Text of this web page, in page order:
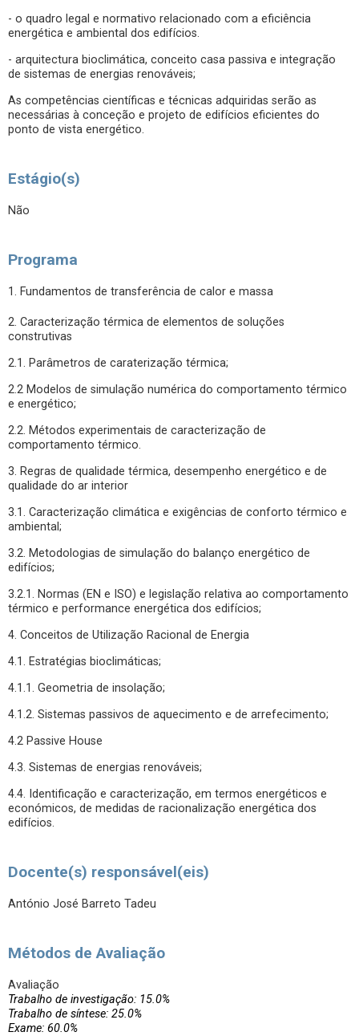
- o quadro legal e normativo relacionado com a eficiência
energética e ambiental dos edifícios.
- arquitectura bioclimática, conceito casa passiva e integração
de sistemas de energias renováveis;
As competências científicas e técnicas adquiridas serão as
necessárias à conceção e projeto de edifícios eficientes do
ponto de vista energético.
Estágio(s)
Não
Programa
1. Fundamentos de transferência de calor e massa
2. Caracterização térmica de elementos de soluções
construtivas
2.1. Parâmetros de caraterização térmica;
2.2 Modelos de simulação numérica do comportamento térmico
e energético;
2.2. Métodos experimentais de caracterização de
comportamento térmico.
3. Regras de qualidade térmica, desempenho energético e de
qualidade do ar interior
3.1. Caracterização climática e exigências de conforto térmico e
ambiental;
3.2. Metodologias de simulação do balanço energético de
edifícios;
3.2.1. Normas (EN e ISO) e legislação relativa ao comportamento
térmico e performance energética dos edifícios;
4. Conceitos de Utilização Racional de Energia
4.1. Estratégias bioclimáticas;
4.1.1. Geometria de insolação;
4.1.2. Sistemas passivos de aquecimento e de arrefecimento;
4.2 Passive House
4.3. Sistemas de energias renováveis;
4.4. Identificação e caracterização, em termos energéticos e
económicos, de medidas de racionalização energética dos
edifícios.
Docente(s) responsável(eis)
António José Barreto Tadeu
Métodos de Avaliação
Avaliação
Trabalho de investigação: 15.0%
Trabalho de síntese: 25.0%
Exame: 60.0%